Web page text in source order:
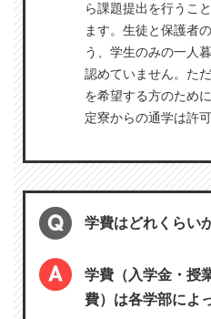
ら課題提出を行うこ
ます。生徒と保護者
う、学生のみの一人
認めていません。た
を希望する方のため
定寮からの通学は許
学費はどれくらい
学費（入学金・授
費）は各学部によ